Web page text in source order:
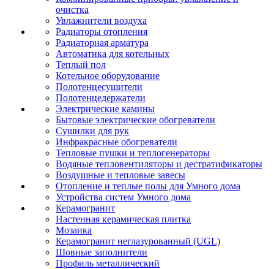
очистка
Увлажнители воздуха
Радиаторы отопления
Радиаторная арматура
Автоматика для котельных
Теплый пол
Котельное оборудование
Полотенцесушители
Полотенцедержатели
Электрические камины
Бытовые электрические обогреватели
Сушилки для рук
Инфракрасные обогреватели
Тепловые пушки и теплогенераторы
Водяные тепловентиляторы и дестратификаторы
Воздушные и тепловые завесы
Отопление и теплые полы для Умного дома
Устройства систем Умного дома
Керамогранит
Настенная керамическая плитка
Мозаика
Керамогранит неглазурованный (UGL)
Шовные заполнители
Профиль металлический